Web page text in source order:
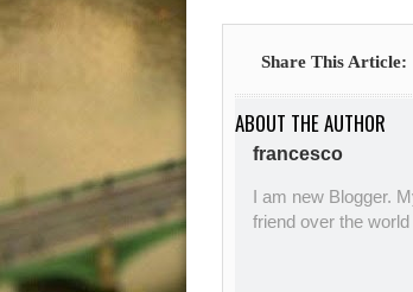
Share This Article:
ABOUT THE AUTHOR
francesco
I am new Blogger.
friend over the world